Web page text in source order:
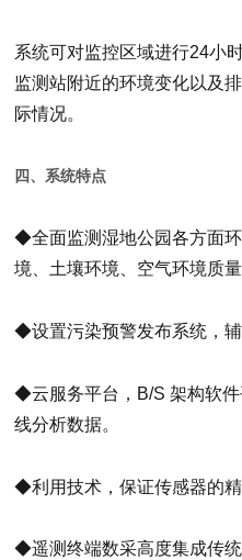
系统可对监控区域进行24小
监测站附近的环境变化以及
际情况。
四、系统特点
◆全面监测湿地公园各方面
境、土壤环境、空气环境质量
◆设置污染预警发布系统，辅
◆云服务平台，B/S 架构软
线分析数据。
◆利用技术，保证传感器的
◆遥测终端数采高度集成传